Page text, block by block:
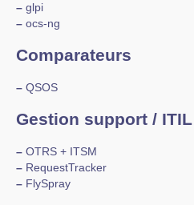
– glpi
– ocs-ng
Comparateurs
– QSOS
Gestion support / ITIL
– OTRS + ITSM
– RequestTracker
– FlySpray